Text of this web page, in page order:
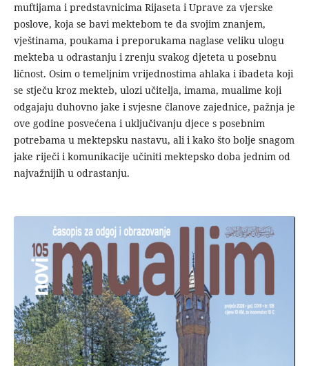
muftijama i predstavnicima Rijaseta i Uprave za vjerske
poslove, koja se bavi mektebom te da svojim znanjem,
vještinama, poukama i preporukama naglase veliku ulogu
mekteba u odrastanju i zrenju svakog djeteta u posebnu
ličnost. Osim o temeljnim vrijednostima ahlaka i ibadeta koji
se stječu kroz mekteb, ulozi učitelja, imama, mualime koji
odgajaju duhovno jake i svjesne članove zajednice, pažnja je
ove godine posvećena i uključivanju djece s posebnim
potrebama u mektepsku nastavu, ali i kako što bolje snagom
jake riječi i komunikacije učiniti mektepsko doba jednim od
najvažnijih u odrastanju.